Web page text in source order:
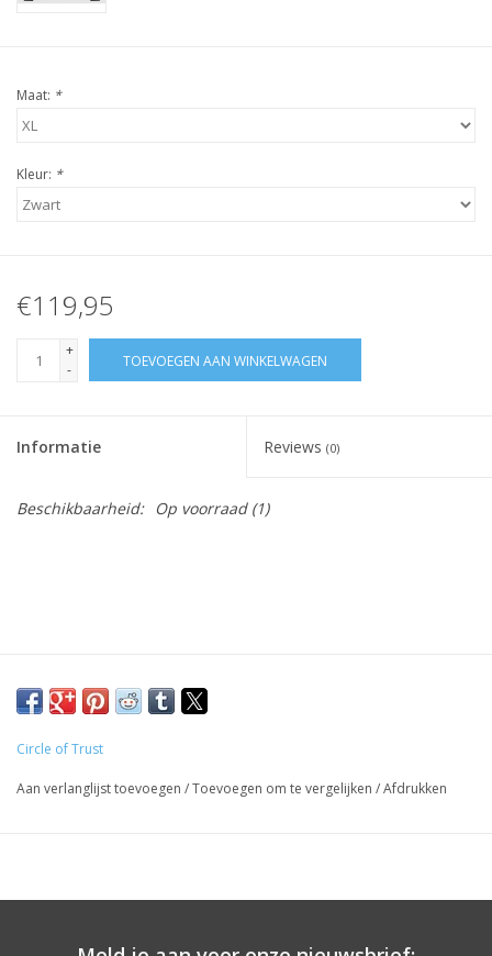
Maat: *
Kleur: *
€119,95
+
-
TOEVOEGEN AAN WINKELWAGEN
Informatie Reviews (0)
Beschikbaarheid: Op voorraad(1)
Circle of Trust
Aan verlanglijst toevoegen /Toevoegen om te vergelijken /Afdrukken